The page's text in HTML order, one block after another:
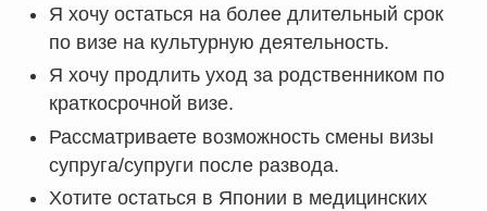
Я хочу остаться на более длительный срок
по визе на культурную деятельность.
Я хочу продлить уход за родственником по
краткосрочной визе.
Рассматриваете возможность смены визы
супруга/супруги после развода.
Хотите остаться в Японии в медицинских